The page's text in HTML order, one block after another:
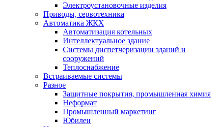
Электроустановочные изделия
Приводы, сервотехника
Автоматика ЖКХ
Автоматизация котельных
Интеллектуальное здание
Системы диспетчеризации зданий и
сооружений
Теплоснабжение
Встраиваемые системы
Разное
Защитные покрытия, промышленная химия
Неформат
Промышленный маркетинг
Юбилеи